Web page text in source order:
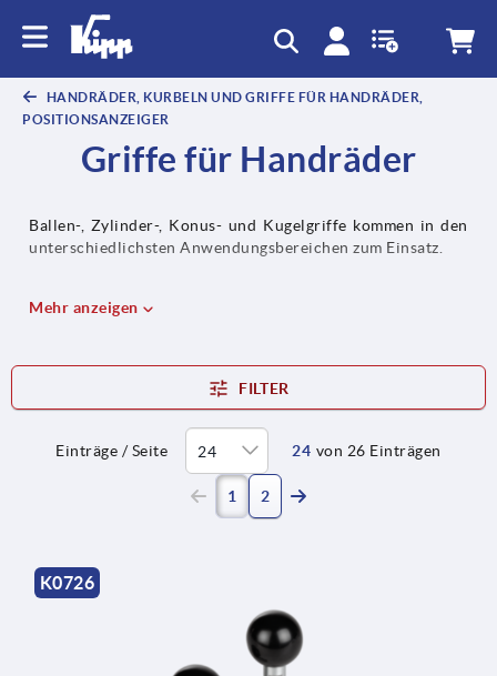
HANDRÄDER, KURBELN UND GRIFFE FÜR HANDRÄDER,
POSITIONSANZEIGER
Griffe für Handräder
Ballen-, Zylinder-, Konus- und Kugelgriffe kommen in den
unterschiedlichsten Anwendungsbereichen zum Einsatz.
Mehr anzeigen
FILTER
Einträge / Seite 24 von 26 Einträgen
1 (current)
2
K0726